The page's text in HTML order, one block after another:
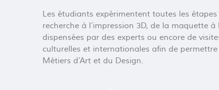
Les étudiants expérimentent toutes les
recherche à l’impression 3D, de la maquette
dispensées par des experts ou encore de
culturelles et internationales afin de
Métiers d’Art et du Design.